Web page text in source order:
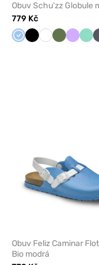
Obuv Schu'zz Globule
779 Kč
ModráČernáBílá Olivková
Obuv Feliz Caminar
Bio modrá